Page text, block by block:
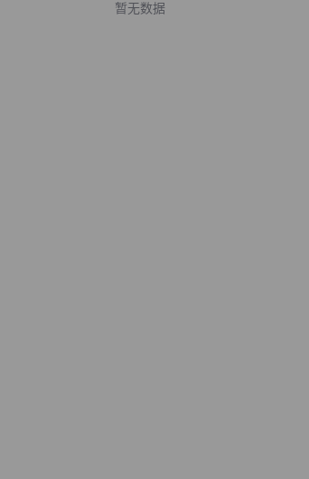
暂无数据